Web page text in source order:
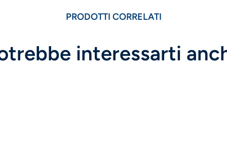
PRODOTTI CORRELATI
interessarti